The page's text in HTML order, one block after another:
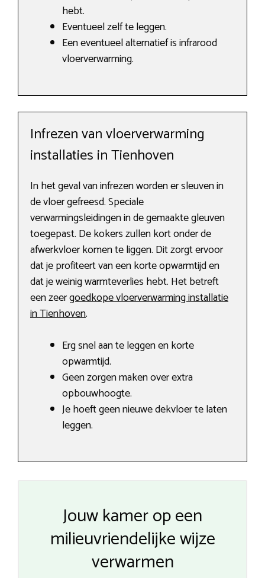
hebt.
Eventueel zelf te leggen.
Een eventueel alternatief is infrarood
vloerverwarming.
Infrezen van vloerverwarming
installaties in Tienhoven
In het geval van infrezen worden er sleuven in
de vloer gefreesd. Speciale
verwarmingsleidingen in de gemaakte gleuven
toegepast. De kokers zullen kort onder de
afwerkvloer komen te liggen. Dit zorgt ervoor
dat je profiteert van een korte opwarmtijd en
dat je weinig warmteverlies hebt. Het betreft
een zeergoedkope vloerverwarming installatie
in Tienhoven.
Erg snel aan te leggen en korte
opwarmtijd.
Geen zorgen maken over extra
opbouwhoogte.
Je hoeft geen nieuwe dekvloer te laten
leggen.
Jouw kamer op een
milieuvriendelijke wijze
verwarmen